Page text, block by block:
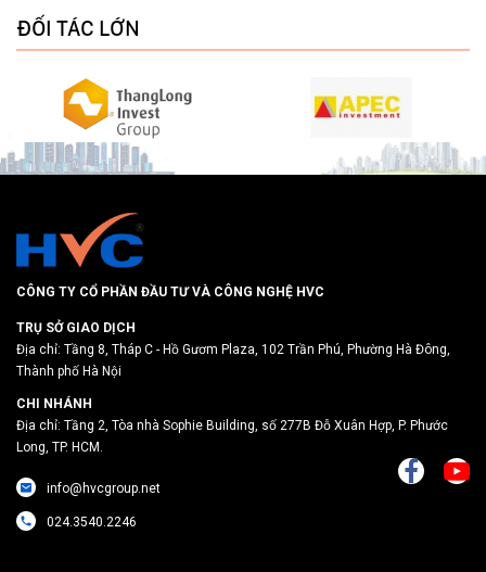
ĐỐI TÁC LỚN
CÔNG TY CỔ PHẦN ĐẦU TƯ VÀ CÔNG NGHỆ HVC
TRỤ SỞ GIAO DỊCH
Địa chỉ: Tầng 8, Tháp C - Hồ Gươm Plaza, 102 Trần Phú, Phường Hà Đông,
Thành phố Hà Nội
CHI NHÁNH
Địa chỉ: Tầng 2, Tòa nhà Sophie Building, số 277B Đỗ Xuân Hợp, P. Phước
Long, TP. HCM.
info@hvcgroup.net
024.3540.2246